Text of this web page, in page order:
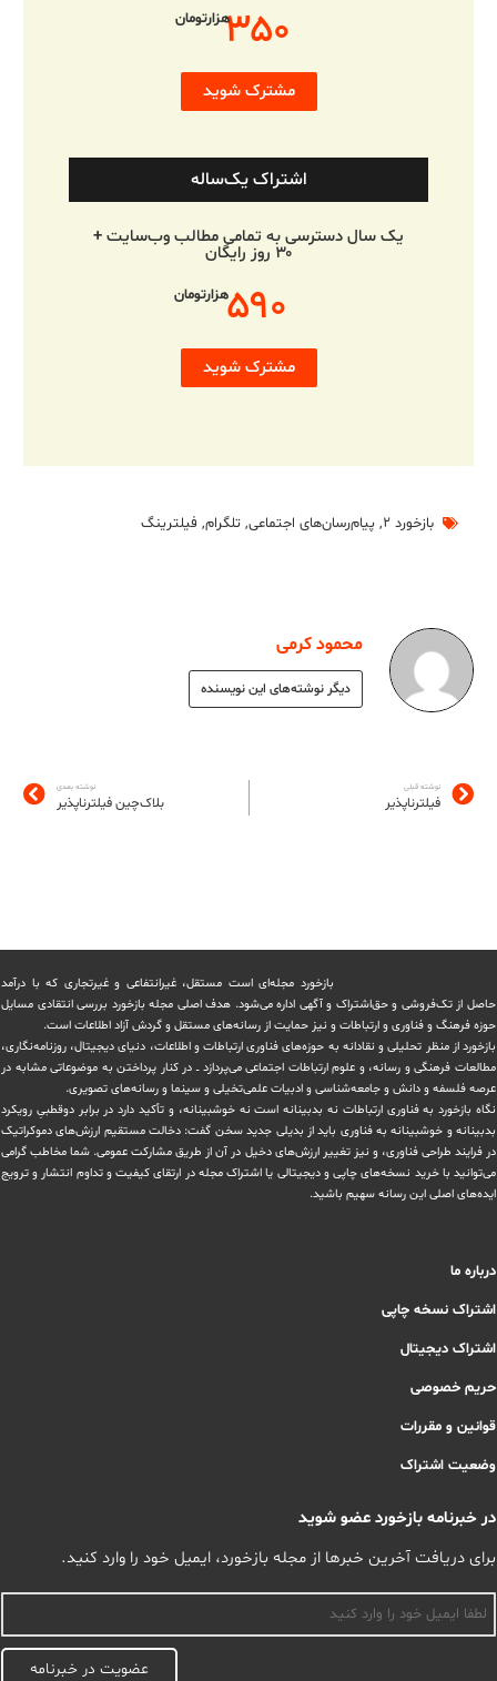
۳۵۰هزارتومان
مشترک شوید
اشتراک یک‌ساله
یک سال دسترسی به تمامی مطالب وب‌سایت +
۳۰ روز رایگان
۵۹۰هزارتومان
مشترک شوید
بازخورد ۲ , پیام‌رسان‌های اجتماعی, تلگرام, فیلترینگ
محمود کرمی
دیگر نوشته‌های این نویسنده
نوشته قبلی
فیلترناپذیر
نوشته بعدی
بلاک‌چین فیلترناپذیر
بازخورد مجله‌ای است مستقل، غیرانتفاعی و غیرتجاری که با درآمد
حاصل از تک‌فروشی و حق‌اشتراک و آگهی اداره می‌شود. ‏هدف اصلی مجله بازخورد بررسی انتقادی مسایل
حوزه فرهنگ و فناوری و ارتباطات و نیز حمایت از رسانه‌های مستقل و‌ گردش ‏آزاد اطلاعات است.
بازخورد از منظر تحلیلی و نقادانه به حوزه‌های فناوری ارتباطات و اطلاعات، دنیای دیجیتال، روزنامه‌نگاری،
‏مطالعات فرهنگی و رسانه، و علوم ارتباطات اجتماعی می‌پردازد ــ در کنار پرداختن به موضوعاتی مشابه در
عرصه فلسفه و دانش و ‏جامعه‌شناسی و ادبیات علمی‌تخیلی و سینما و رسانه‌های تصویری.
نگاه بازخورد به فناوری ارتباطات نه بدبینانه است نه خوشبینانه، و تأکید دارد ‏در برابر دوقطبیِ رویکرد
بدبینانه و خوشبینانه به فناوری باید از بدیلی جدید سخن گفت: دخالت مستقیم ارزش‌های دموکراتیک
در ‏فرایند طراحی فناوری، و نیز تغییر ارزش‌های دخيل در آن از طریق مشاركت عمومی. شما مخاطب گرامی
می‌توانید با خرید نسخه‌های چاپی و دیجیتالی یا ‏اشتراک مجله در ارتقای کیفیت و تداوم انتشار و ترویج
ایده‌های اصلی این رسانه سهیم باشید.
درباره ما
اشتراک نسخه چاپی
اشتراک دیجیتال
حریم خصوصی
قوانین و مقررات
وضعیت اشتراک
در خبرنامه بازخورد عضو شوید
برای دریافت آخرین خبرها از مجله بازخورد، ایمیل خود را وارد کنید.
عضویت در خبرنامه